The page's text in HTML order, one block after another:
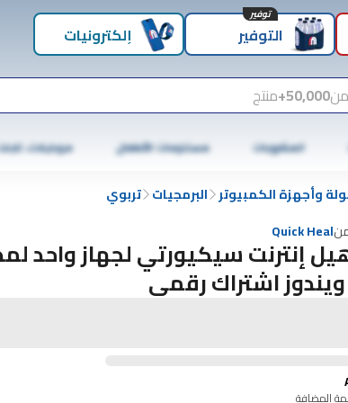
التوفير
توفير
إلكترونيات
50,000+ منتج
المشروبات مستلزمات الأطفال موبايلات،
وأجهزة الكمبيوتر البرمجيات تربوي
Quick Heal
اشتراك رقمي
المضافة